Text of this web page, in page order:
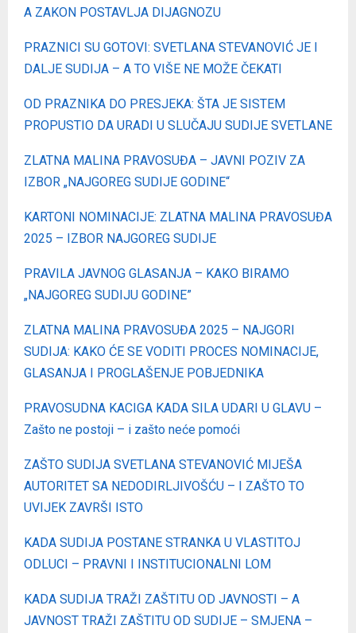
A ZAKON POSTAVLJA DIJAGNOZU
PRAZNICI SU GOTOVI: SVETLANA STEVANOVIĆ JE I
DALJE SUDIJA – A TO VIŠE NE MOŽE ČEKATI
OD PRAZNIKA DO PRESJEKA: ŠTA JE SISTEM
PROPUSTIO DA URADI U SLUČAJU SUDIJE SVETLANE
ZLATNA MALINA PRAVOSUĐA – JAVNI POZIV ZA
IZBOR „NAJGOREG SUDIJE GODINE“
KARTONI NOMINACIJE: ZLATNA MALINA PRAVOSUĐA
2025 – IZBOR NAJGOREG SUDIJE
PRAVILA JAVNOG GLASANJA – KAKO BIRAMO
„NAJGOREG SUDIJU GODINE”
ZLATNA MALINA PRAVOSUĐA 2025 – NAJGORI
SUDIJA: KAKO ĆE SE VODITI PROCES NOMINACIJE,
GLASANJA I PROGLAŠENJE POBJEDNIKA
PRAVOSUDNA KACIGA KADA SILA UDARI U GLAVU –
Zašto ne postoji – i zašto neće pomoći
ZAŠTO SUDIJA SVETLANA STEVANOVIĆ MIJEŠA
AUTORITET SA NEDODIRLJIVOŠĆU – I ZAŠTO TO
UVIJEK ZAVRŠI ISTO
KADA SUDIJA POSTANE STRANKA U VLASTITOJ
ODLUCI – PRAVNI I INSTITUCIONALNI LOM
KADA SUDIJA TRAŽI ZAŠTITU OD JAVNOSTI – A
JAVNOST TRAŽI ZAŠTITU OD SUDIJE – SMJENA –